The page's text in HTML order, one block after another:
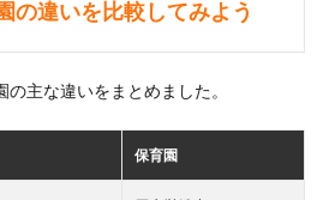
の違いを比較してみよう
主な違いをまとめました。
保育園